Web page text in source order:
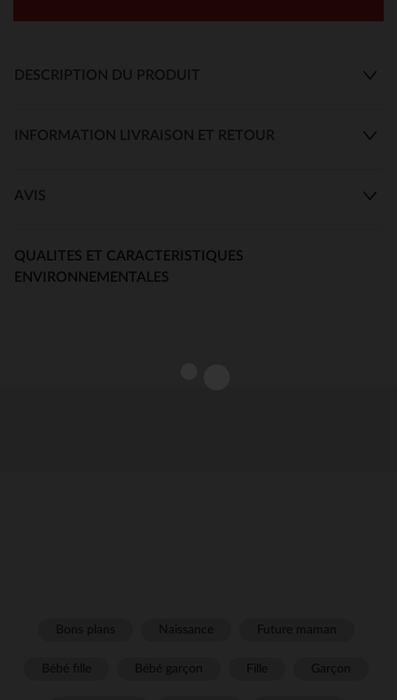
DESCRIPTION DU PRODUIT
INFORMATION LIVRAISON ET RETOUR
AVIS
QUALITES ET CARACTERISTIQUES
ENVIRONNEMENTALES